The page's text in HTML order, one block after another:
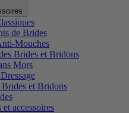
de Brides
Mouches
Brides et Bridons
Mors
Brides et Bridons
accessoires